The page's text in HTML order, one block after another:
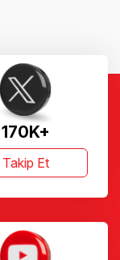
170K+
Takip Et